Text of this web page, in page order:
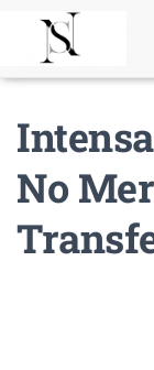
No